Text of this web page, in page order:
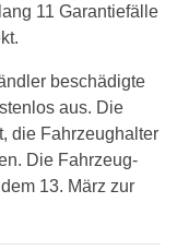
11 Garantiefälle
beschädigte
aus. Die
die Fahrzeughalter
Die Fahrzeug-
13. März zur